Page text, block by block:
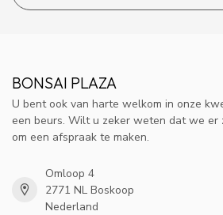
BONSAI PLAZA
U bent ook van harte welkom in onze
een beurs. Wilt u zeker weten dat we er
om een afspraak te maken.
Omloop 4
2771 NL Boskoop
Nederland